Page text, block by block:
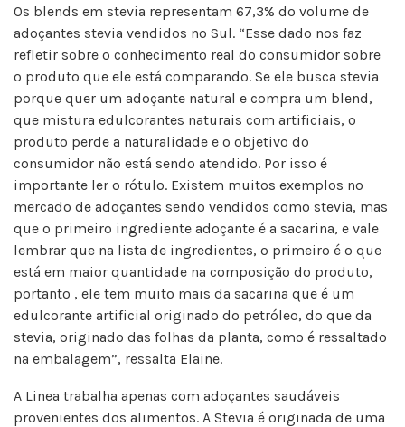
Os blends em stevia representam 67,3% do volume de
adoçantes stevia vendidos no Sul. “Esse dado nos faz
refletir sobre o conhecimento real do consumidor sobre
o produto que ele está comparando. Se ele busca stevia
porque quer um adoçante natural e compra um blend,
que mistura edulcorantes naturais com artificiais, o
produto perde a naturalidade e o objetivo do
consumidor não está sendo atendido. Por isso é
importante ler o rótulo. Existem muitos exemplos no
mercado de adoçantes sendo vendidos como stevia, mas
que o primeiro ingrediente adoçante é a sacarina, e vale
lembrar que na lista de ingredientes, o primeiro é o que
está em maior quantidade na composição do produto,
portanto , ele tem muito mais da sacarina que é um
edulcorante artificial originado do petróleo, do que da
stevia, originado das folhas da planta, como é ressaltado
na embalagem”, ressalta Elaine.
A Linea trabalha apenas com adoçantes saudáveis
provenientes dos alimentos. A Stevia é originada de uma